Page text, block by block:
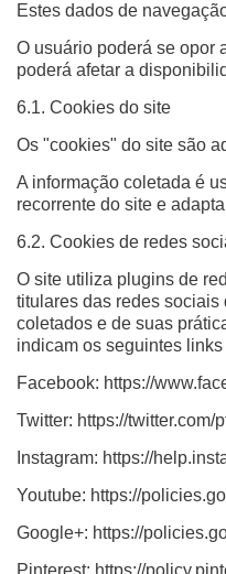
Estes dados de
O usuário poderá se opor
poderá afetar a
6.1. Cookies do site
Os "cookies" do site são
A informação coletada é
recorrente do site e
6.2. Cookies de redes
O site utiliza plugins de
titulares das redes
coletados e de suas
indicam os seguintes
Facebook: https://
Twitter: https://twitter.com/
Instagram: https://
Youtube: https://
Google+: https://
Pinterest: https://